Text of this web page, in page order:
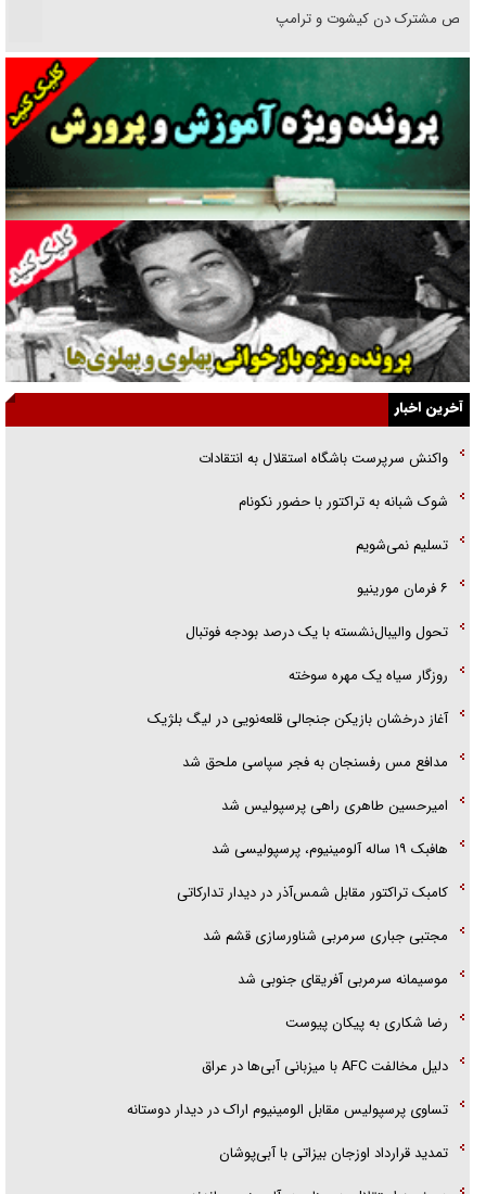
رقص مشترک دن کیشوت و ترامپ
دنده دولت به واگذاری مسئله‌دار ایران‌خودرو/ خصوصی‌سازی یا انحصار؟
غریزه‌ی بقا و آقای باقی و رفقا
جراحی‌های زیبایی با مدرک فوق‌دیپلم! + گفت‌وگو با متهم
گفت‌وگو با همسر یکی از شهدای جنگ رمضان/ پیکر بی‌سر شهید را از
انگشت‌های پا شناسایی کردیم
نسلی که آنلاین الگو می‌گیرد
گفت‌وگو با آیت‌الله جاودان/ جفای مخالفان مکانت معنوی رهبر شهید را
ارتقا می‌داد
راننده مست به قانون می‌خندد
همه آقای دوربینی شده‌ایم!
قصه ناتمام سرویس مدارس
آیا مقاومت فلسطین خلع‌سلاح می‌شود؟
آخرین اخبار
واکنش سرپرست باشگاه استقلال به انتقادات
شوک شبانه به تراکتور با حضور نکونام
تسلیم نمی‌شویم
۶ فرمان مورینیو
تحول والیبال‌نشسته با یک درصد بودجه فوتبال
روزگار سیاه یک مهره سوخته
آغاز درخشان بازیکن جنجالی قلعه‌نویی در لیگ بلژیک
مدافع مس رفسنجان به فجر سپاسی ملحق شد
امیرحسین طاهری راهی پرسپولیس شد
هافبک ۱۹ ساله آلومینیوم، پرسپولیسی شد
کامبک تراکتور مقابل شمس‌آذر در دیدار تدارکاتی
مجتبی جباری سرمربی شناورسازی قشم شد
موسیمانه سرمربی آفریقای جنوبی شد
رضا شکاری به پیکان پیوست
دلیل مخالفت AFC با میزبانی آبی‌ها در عراق
تساوی پرسپولیس مقابل الومینیوم اراک در دیدار دوستانه
تمدید قرارداد اوزجان بیزاتی با آبی‌پوشان